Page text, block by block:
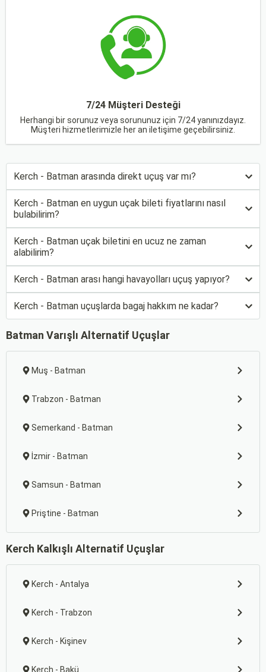
7/24 Müşteri Desteği
Herhangi bir sorunuz veya sorununuz için 7/24 yanınızdayız.
Müşteri hizmetlerimizle her an iletişime geçebilirsiniz.
Kerch - Batman arasında direkt uçuş var mı?
Kerch - Batman en uygun uçak bileti fiyatlarını nasıl
bulabilirim?
Kerch - Batman uçak biletini en ucuz ne zaman
alabilirim?
Kerch - Batman arası hangi havayolları uçuş yapıyor?
Kerch - Batman uçuşlarda bagaj hakkım ne kadar?
Batman Varışlı Alternatif Uçuşlar
Muş - Batman
Trabzon - Batman
Semerkand - Batman
İzmir - Batman
Samsun - Batman
Priştine - Batman
Kerch Kalkışlı Alternatif Uçuşlar
Kerch - Antalya
Kerch - Trabzon
Kerch - Kişinev
Kerch - Bakü